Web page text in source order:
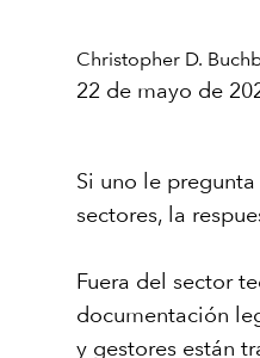
Christopher D.
22 de mayo de
Si uno le
sectores, la
Fuera del sector
documentación
y gestores están